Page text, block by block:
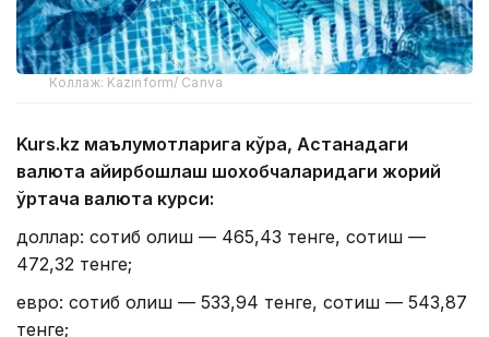
Коллаж: Kazinform/ Canva
Kurs.kz маълумотларига кўра, Астанадаги
валюта айирбошлаш шохобчаларидаги жорий
ўртача валюта курси:
доллар: сотиб олиш — 465,43 тенге, сотиш —
472,32 тенге;
евро: сотиб олиш — 533,94 тенге, сотиш — 543,87
тенге;